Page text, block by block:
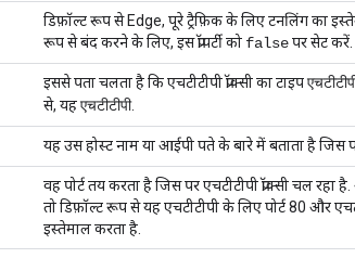
डिफ़ॉल्ट रूप से Edge, पूरे ट्रैफ़िक के लिए टनलिंग का
रूप से बंद करने के लिए, इस प्रॉपर्टी को falseपर सेट करें.
इससे पता चलता है कि एचटीटीपी प्रॉक्सी का टाइप
से, यहएचटीटीपी.
यह उस होस्ट नाम या आईपी पते के बारे में बताता है जिस पर
वह पोर्ट तय करता है जिस पर एचटीटीपी प्रॉक्सी चल रहा है.
तो डिफ़ॉल्ट रूप से यह एचटीटीपी के लिए पोर्ट 80 और
इस्तेमाल करता है.